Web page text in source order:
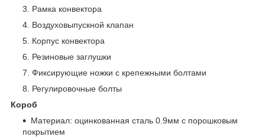
Рамка конвектора
Воздуховыпускной клапан
Корпус конвектора
Резиновые заглушки
Фиксирующие ножки с крепежными болтами
Регулировочные болты
Короб
Материал: оцинкованная сталь 0.9мм с порошковым
покрытием